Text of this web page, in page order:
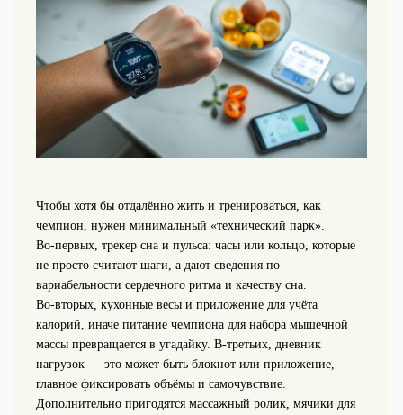
Чтобы хотя бы отдалённо жить и тренироваться, как
чемпион, нужен минимальный «технический парк».
Во‑первых, трекер сна и пульса: часы или кольцо, которые
не просто считают шаги, а дают сведения по
вариабельности сердечного ритма и качеству сна.
Во‑вторых, кухонные весы и приложение для учёта
калорий, иначе питание чемпиона для набора мышечной
массы превращается в угадайку. В‑третьих, дневник
нагрузок — это может быть блокнот или приложение,
главное фиксировать объёмы и самочувствие.
Дополнительно пригодятся массажный ролик, мячики для